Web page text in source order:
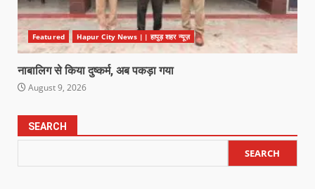
Featured Hapur City News || हापुड़ शहर न्यूज़
नाबालिग से किया दुष्कर्म, अब पकड़ा गया
August 9, 2026
SEARCH
SEARCH